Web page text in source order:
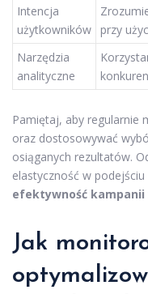
Intencja
użytkowników
przy
Narzędzia
analityczne
Pamiętaj, aby regularnie
oraz dostosowywać
osiąganych rezultatów.
elastyczność w
efektywność kampanii
Jak